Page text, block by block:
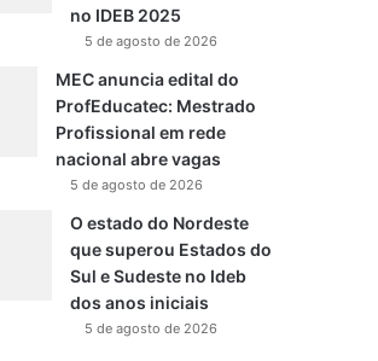
no IDEB 2025
5 de agosto de 2026
MEC anuncia edital do
ProfEducatec: Mestrado
Profissional em rede
nacional abre vagas
5 de agosto de 2026
O estado do Nordeste
que superou Estados do
Sul e Sudeste no Ideb
dos anos iniciais
5 de agosto de 2026